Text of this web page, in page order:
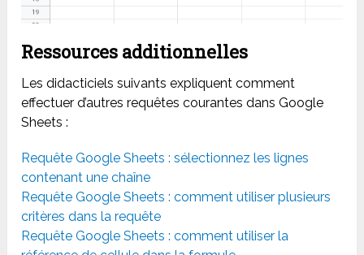
Ressources additionnelles
Les didacticiels suivants expliquent comment
effectuer d’autres requêtes courantes dans Google
Sheets :
Requête Google Sheets : sélectionnez les lignes
contenant une chaîne
Requête Google Sheets : comment utiliser plusieurs
critères dans la requête
Requête Google Sheets : comment utiliser la